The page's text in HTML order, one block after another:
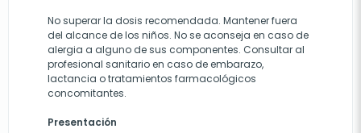
No superar la dosis recomendada. Mantener fuera
del alcance de los niños. No se aconseja en caso de
alergia a alguno de sus componentes. Consultar al
profesional sanitario en caso de embarazo,
lactancia o tratamientos farmacológicos
concomitantes.
Presentación